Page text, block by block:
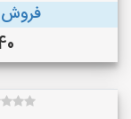
فروش